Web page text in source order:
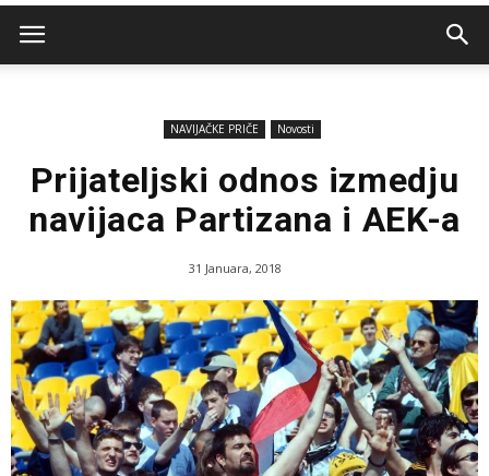
NAVIJAČKE PRIČE Novosti
Prijateljski odnos izmedju
navijaca Partizana i AEK-a
31 Januara, 2018